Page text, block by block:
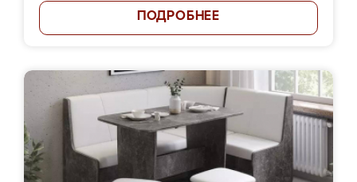
ПОДРОБНЕЕ